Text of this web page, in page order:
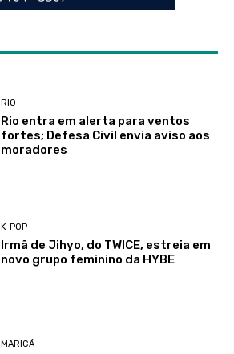
RIO
Rio entra em alerta para ventos
fortes; Defesa Civil envia aviso aos
moradores
K-POP
Irmã de Jihyo, do TWICE, estreia em
novo grupo feminino da HYBE
MARICÁ